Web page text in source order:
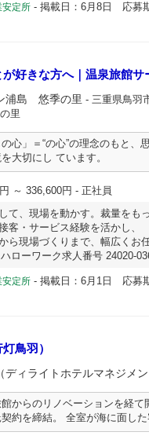
安定所 - 掲載日：6月8日 応募
が好きな方へ｜温泉旅館サ
浦島 悠季の里 - 三重県鳥羽
里
の心」＝“の心”の理念のもと
大切にし ています。
～ 336,600円 - 正社員
て、現場を動かす。裁量をも
客・サービス経験を活かし、
ら現場づくりまで、幅広くお
ローワーク求人番号 24020-
安定所 - 掲載日：6月1日 応募
鳥羽）
ディライトホテルマネジメン
館からのリノベーションを経
約を締結。 全室が海に面し